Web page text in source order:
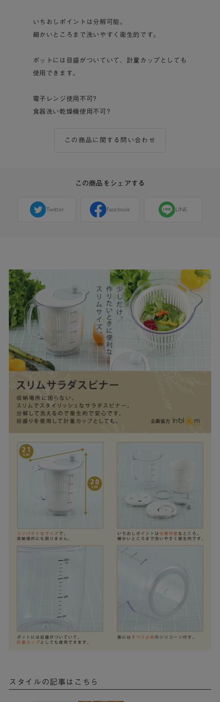
いちおしポイントは分解可能。
細かいところまで洗いやすく衛生的です。
ポットには目盛がついていて、計量カップとしても
使用できます。
電子レンジ使用不可?
食器洗い乾燥機使用不可?
この商品に関する問い合わせ
この商品をシェアする
Twitter Facebook LINE